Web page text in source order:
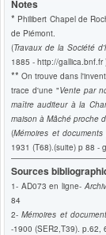
Notes
* Philibert Chapel de
de Piémont.
(Travaux de la Société
1885 - http://gallica.bnf.fr
**On trouve dans
trace d'une "Vente par
maître auditeur à la
maison à Mâché proche
(Mémoires et
1931 (T68).(suite) p 88 -
Sources
1- AD073en ligne-
84
2-Mémoires et
-1900 (SER2,T39). p.62,